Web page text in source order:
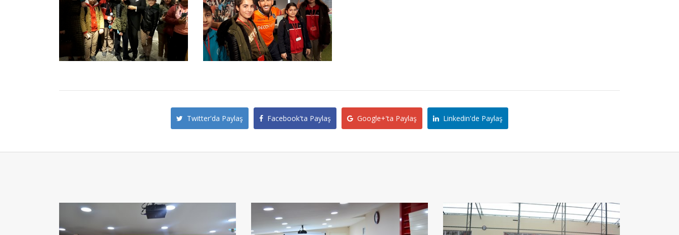
Twitter'da Paylaş Facebook'ta Paylaş Google+'ta Paylaş Linkedin'de Paylaş